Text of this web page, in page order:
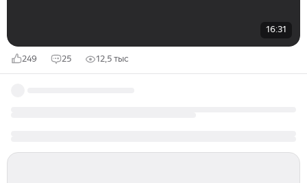
16:31
249 25 12,5 тыс